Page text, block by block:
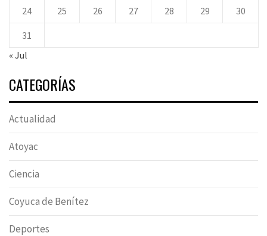
24 25 26 27 28 29 30
31
« Jul
CATEGORÍAS
Actualidad
Atoyac
Ciencia
Coyuca de Benítez
Deportes